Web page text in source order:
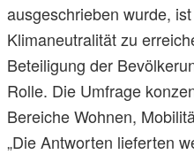
ausgeschrieben wurde,
Klimaneutralität zu
Beteiligung der
Rolle. Die Umfrage
Bereiche Wohnen,
„Die Antworten lieferten